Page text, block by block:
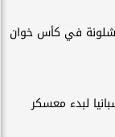
في كأس خوان
لبدء معسكر